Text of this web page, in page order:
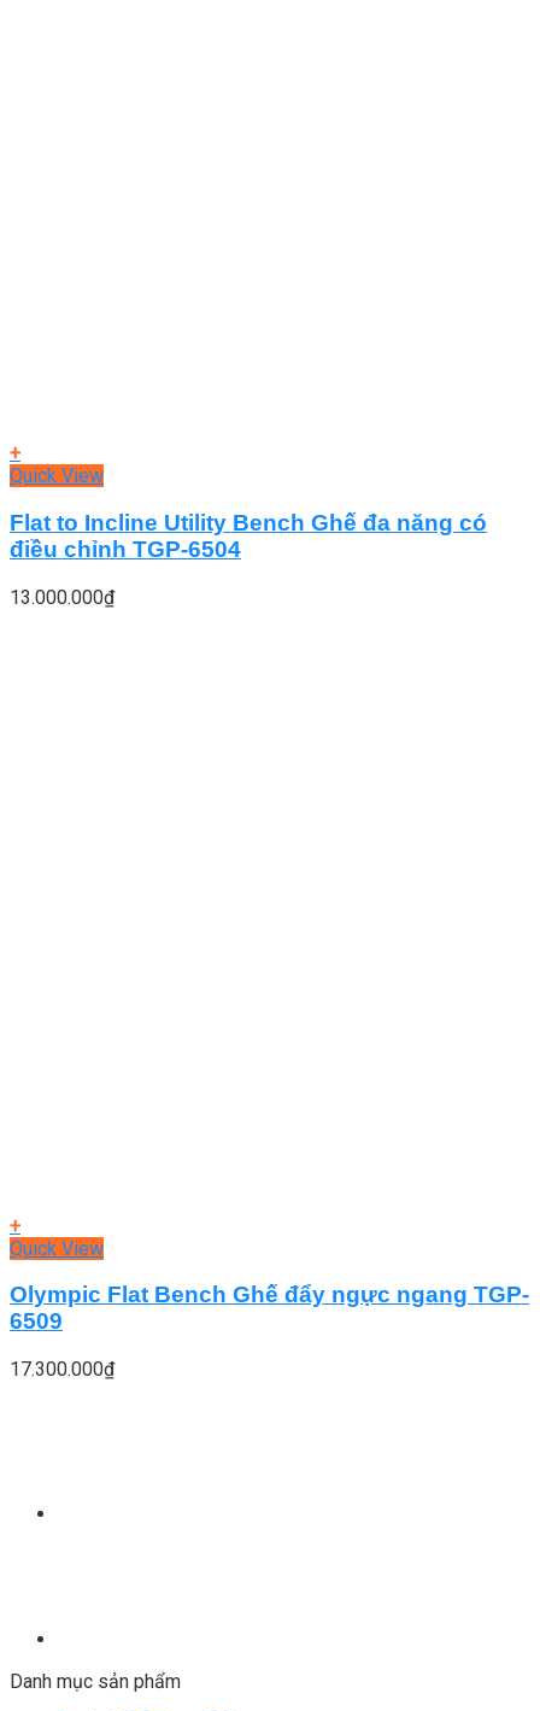
+
Quick View
Flat to Incline Utility Bench Ghế đa năng có
điều chỉnh TGP-6504
13.000.000₫
+
Quick View
Olympic Flat Bench Ghế đẩy ngực ngang TGP-
6509
17.300.000₫
Danh mục sản phẩm